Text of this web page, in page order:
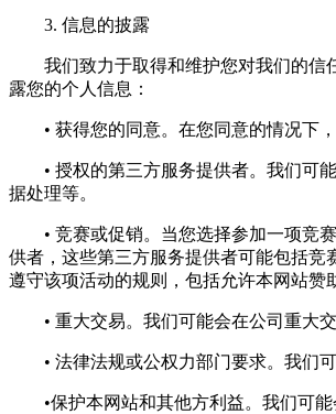
3. 信息的披露
我们致力于取得和维护您对我们的信任
露您的个人信息：
• 获得您的同意。在您同意的情况下，
• 授权的第三方服务提供者。我们可能
据处理等。
• 竞赛或促销。当您选择参加一项竞赛
供者，这些第三方服务提供者可能包括
遵守该项活动的规则，包括允许本网站赞
• 重大交易。我们可能会在公司重大交
• 法律法规或公权力部门要求。我们可
•保护本网站和其他方利益。我们可能